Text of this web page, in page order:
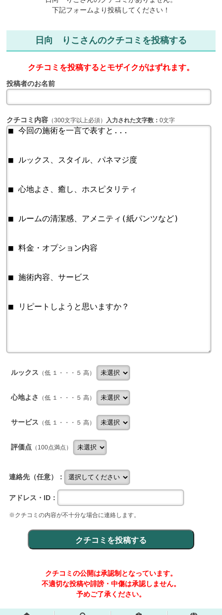
下記フォームより投稿してください！
日向 りこさんのクチコミを投稿する
クチコミを投稿するとモザイクがはずれます。
投稿者のお名前
クチコミ内容 （300文字以上必須） 入力された文字数：0文字
ルックス （低 １・・・５ 高）
心地よさ （低 １・・・５ 高）
サービス （低 １・・・５ 高）
評価点 （100点満点）
連絡先（任意）：
アドレス・ID：
※クチコミの内容が不十分な場合に連絡します。
クチコミの公開は承認制となっています。
不適切な投稿や誹謗・中傷は承認しません。
予めご了承ください。